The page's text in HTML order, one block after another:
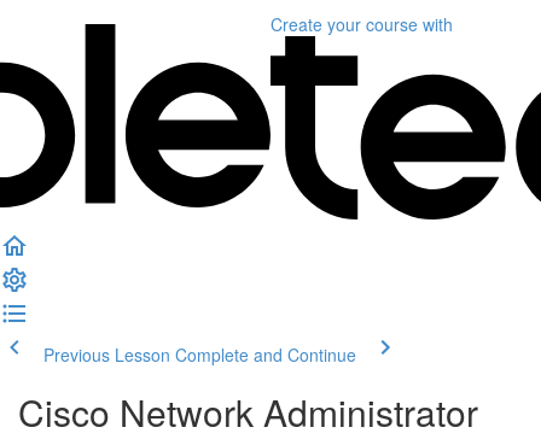
Create your course with
Previous Lesson Complete and Continue
Cisco Network Administrator